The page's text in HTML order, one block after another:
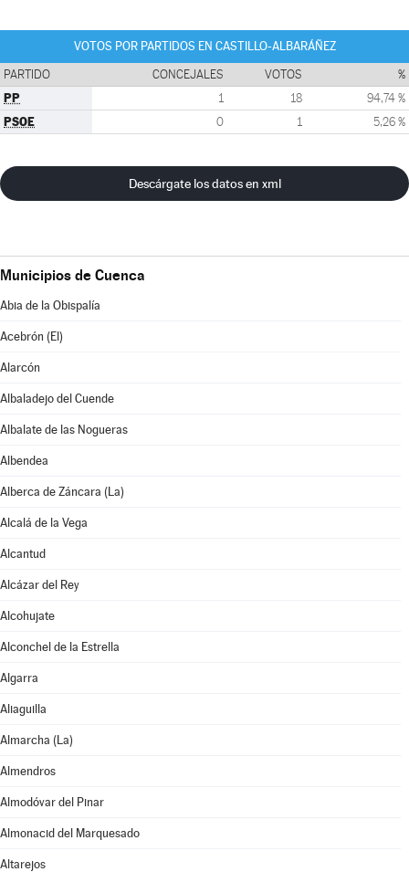
VOTOS POR PARTIDOS EN CASTILLO-ALBARÁÑEZ
PARTIDO CONCEJALES VOTOS %
PP 1 18 94,74 %
PSOE 0 1 5,26 %
Descárgate los datos en xml
Municipios de Cuenca
Abia de la Obispalía
Acebrón (El)
Alarcón
Albaladejo del Cuende
Albalate de las Nogueras
Albendea
Alberca de Záncara (La)
Alcalá de la Vega
Alcantud
Alcázar del Rey
Alcohujate
Alconchel de la Estrella
Algarra
Aliaguilla
Almarcha (La)
Almendros
Almodóvar del Pinar
Almonacid del Marquesado
Altarejos